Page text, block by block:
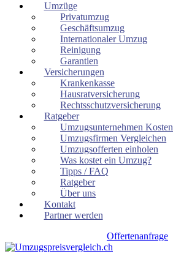
Umzüge
Privatumzug
Geschäftsumzug
Internationaler Umzug
Reinigung
Garantien
Versicherungen
Krankenkasse
Hausratversicherung
Rechtsschutzversicherung
Ratgeber
Umzugsunternehmen Kosten
Umzugsfirmen Vergleichen
Umzugsofferten einholen
Was kostet ein Umzug?
Tipps / FAQ
Ratgeber
Über uns
Kontakt
Partner werden
Offertenanfrage